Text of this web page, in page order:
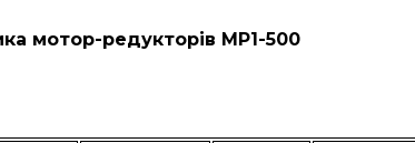
мотор-редукторів МР1-500